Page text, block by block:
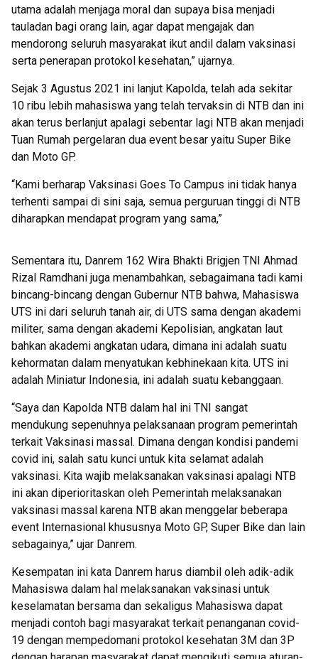
utama adalah menjaga moral dan supaya bisa menjadi
tauladan bagi orang lain, agar dapat mengajak dan
mendorong seluruh masyarakat ikut andil dalam vaksinasi
serta penerapan protokol kesehatan,” ujarnya.
Sejak 3 Agustus 2021 ini lanjut Kapolda, telah ada sekitar
10 ribu lebih mahasiswa yang telah tervaksin di NTB dan ini
akan terus berlanjut apalagi sebentar lagi NTB akan menjadi
Tuan Rumah pergelaran dua event besar yaitu Super Bike
dan Moto GP.
“Kami berharap Vaksinasi Goes To Campus ini tidak hanya
terhenti sampai di sini saja, semua perguruan tinggi di NTB
diharapkan mendapat program yang sama,”
Sementara itu, Danrem 162 Wira Bhakti Brigjen TNI Ahmad
Rizal Ramdhani juga menambahkan, sebagaimana tadi kami
bincang-bincang dengan Gubernur NTB bahwa, Mahasiswa
UTS ini dari seluruh tanah air, di UTS sama dengan akademi
militer, sama dengan akademi Kepolisian, angkatan laut
bahkan akademi angkatan udara, dimana ini adalah suatu
kehormatan dalam menyatukan kebhinekaan kita. UTS ini
adalah Miniatur Indonesia, ini adalah suatu kebanggaan.
“Saya dan Kapolda NTB dalam hal ini TNI sangat
mendukung sepenuhnya pelaksanaan program pemerintah
terkait Vaksinasi massal. Dimana dengan kondisi pandemi
covid ini, salah satu kunci untuk kita selamat adalah
vaksinasi. Kita wajib melaksanakan vaksinasi apalagi NTB
ini akan diperioritaskan oleh Pemerintah melaksanakan
vaksinasi massal karena NTB akan menggelar beberapa
event Internasional khususnya Moto GP, Super Bike dan lain
sebagainya,” ujar Danrem.
Kesempatan ini kata Danrem harus diambil oleh adik-adik
Mahasiswa dalam hal melaksanakan vaksinasi untuk
keselamatan bersama dan sekaligus Mahasiswa dapat
menjadi contoh bagi masyarakat terkait penanganan covid-
19 dengan mempedomani protokol kesehatan 3M dan 3P